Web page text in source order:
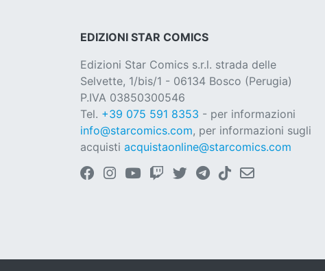
EDIZIONI STAR COMICS
Edizioni Star Comics s.r.l. strada delle
Selvette, 1/bis/1 - 06134 Bosco (Perugia)
P.IVA 03850300546
Tel. +39 075 591 8353 - per informazioni
info@starcomics.com, per informazioni sugli
acquisti acquistaonline@starcomics.com